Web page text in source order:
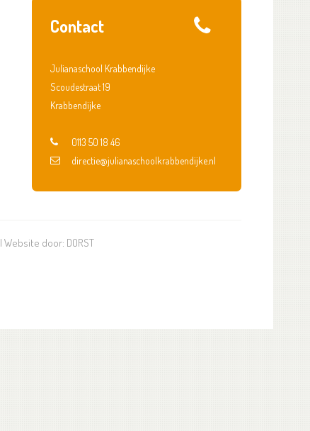
Contact
Julianaschool Krabbendijke
Scoudestraat 19
Krabbendijke
0113 50 18 46
directie@julianaschoolkrabbendijke.nl
| Website door: DORST